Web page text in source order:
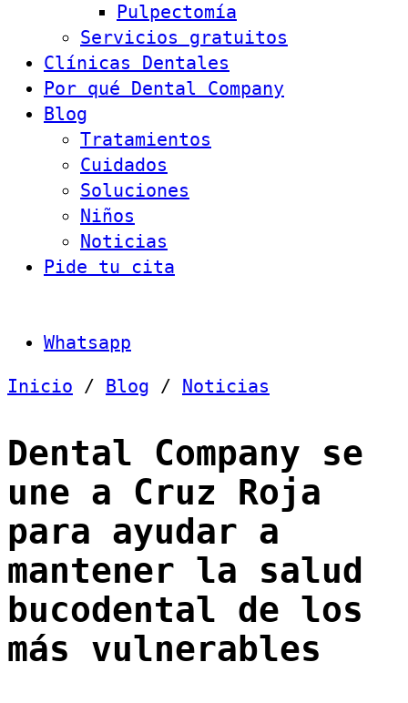
Pulpectomía
Servicios gratuitos
Clínicas Dentales
Por qué Dental Company
Blog
Tratamientos
Cuidados
Soluciones
Niños
Noticias
Pide tu cita
Whatsapp
Inicio / Blog / Noticias
Dental Company se
une a Cruz Roja
para ayudar a
mantener la salud
bucodental de los
más vulnerables